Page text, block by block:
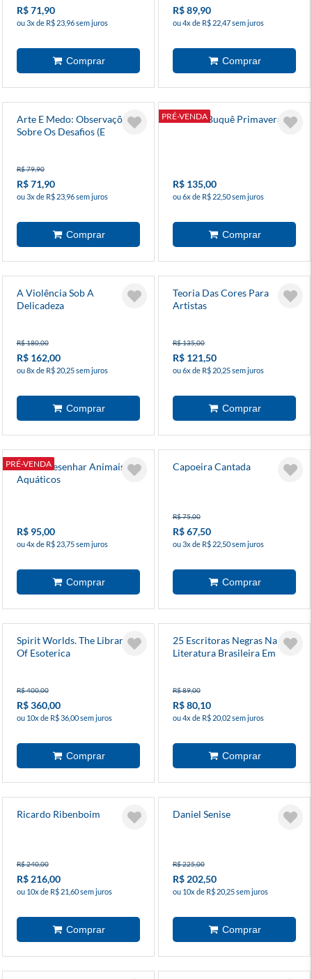
R$ 71,90
ou 3x de R$ 23,96 sem juros
R$ 89,90
ou 4x de R$ 22,47 sem juros
Arte E Medo: Observações
Sobre Os Desafios (E
R$ 79,90
R$ 71,90
ou 3x de R$ 23,96 sem juros
PRÉ-VENDA
O Livro Buquê Primavera
R$ 135,00
ou 6x de R$ 22,50 sem juros
A Violência Sob A
Delicadeza
R$ 180,00
R$ 162,00
ou 8x de R$ 20,25 sem juros
Teoria Das Cores Para
Artistas
R$ 135,00
R$ 121,50
ou 6x de R$ 20,25 sem juros
PRÉ-VENDA
Como Desenhar Animais
Aquáticos
R$ 95,00
ou 4x de R$ 23,75 sem juros
Capoeira Cantada
R$ 75,00
R$ 67,50
ou 3x de R$ 22,50 sem juros
Spirit Worlds. The Library
Of Esoterica
R$ 400,00
R$ 360,00
ou 10x de R$ 36,00 sem juros
25 Escritoras Negras Na
Literatura Brasileira Em
R$ 89,00
R$ 80,10
ou 4x de R$ 20,02 sem juros
Ricardo Ribenboim
R$ 240,00
R$ 216,00
ou 10x de R$ 21,60 sem juros
Daniel Senise
R$ 225,00
R$ 202,50
ou 10x de R$ 20,25 sem juros